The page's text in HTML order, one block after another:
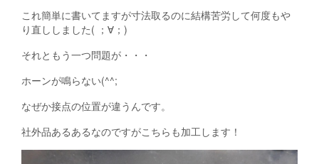
これ簡単に書いてますが寸法取るのに結構苦労して何度もや
り直ししました( ；∀；)
それともう一つ問題が・・・
ホーンが鳴らない(^^;
なぜか接点の位置が違うんです。
社外品あるあるなのですがこちらも加工します！